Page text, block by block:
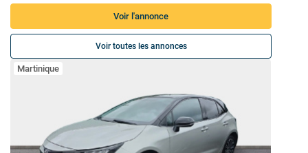
Voir l'annonce
Voir toutes les annonces
Martinique